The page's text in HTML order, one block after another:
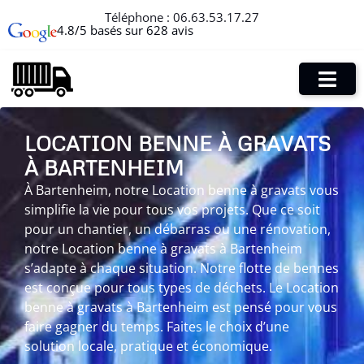
Téléphone : 06.63.53.17.27
4.8/5 basés sur 628 avis
LOCATION BENNE À GRAVATS
À BARTENHEIM
À Bartenheim, notre Location benne à gravats vous
simplifie la vie pour tous vos projets. Que ce soit
pour un chantier, un débarras ou une rénovation,
notre Location benne à gravats à Bartenheim
s’adapte à chaque situation. Notre flotte de bennes
est conçue pour tous types de déchets. Le Location
benne à gravats à Bartenheim est pensé pour vous
faire gagner du temps. Faites le choix d’une
solution locale, pratique et économique.